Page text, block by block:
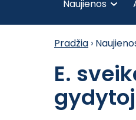
Naujienos
Pradžia ›
E.